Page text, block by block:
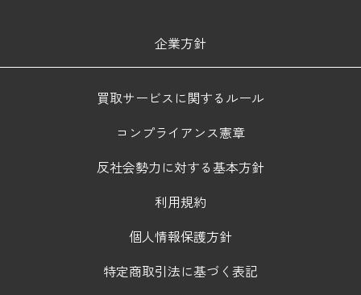
企業方針
買取サービスに関するルール
コンプライアンス憲章
反社会勢力に対する基本方針
利用規約
個人情報保護方針
特定商取引法に基づく表記